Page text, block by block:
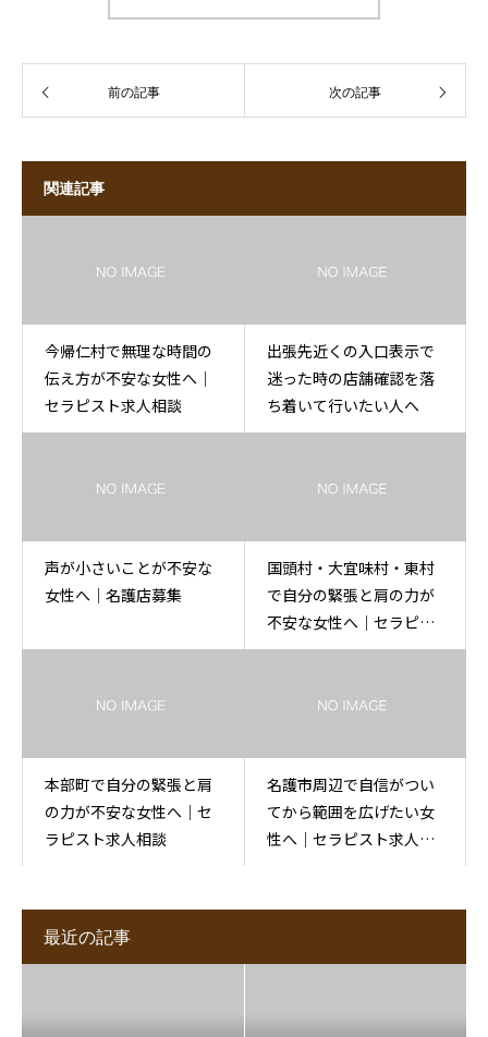
前の記事 次の記事
関連記事
今帰仁村で無理な時間の
伝え方が不安な女性へ｜
セラピスト求人相談
出張先近くの入口表示で
迷った時の店舗確認を落
ち着いて行いたい人へ
声が小さいことが不安な
女性へ｜名護店募集
国頭村・大宜味村・東村
で自分の緊張と肩の力が
不安な女性へ｜セラピス
ト求人相談
本部町で自分の緊張と肩
の力が不安な女性へ｜セ
ラピスト求人相談
名護市周辺で自信がつい
てから範囲を広げたい女
性へ｜セラピスト求人相
最近の記事